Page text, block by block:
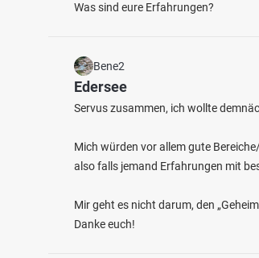
Fischarten: Karpfen, Hecht, Flussbarsch,
Was sind eure Erfahrungen?
Bene2
Edersee
Servus zusammen, ich wollte
Mich würden vor allem gute
also falls jemand Erfahrungen mit
Mir geht es nicht darum, den
Danke euch!